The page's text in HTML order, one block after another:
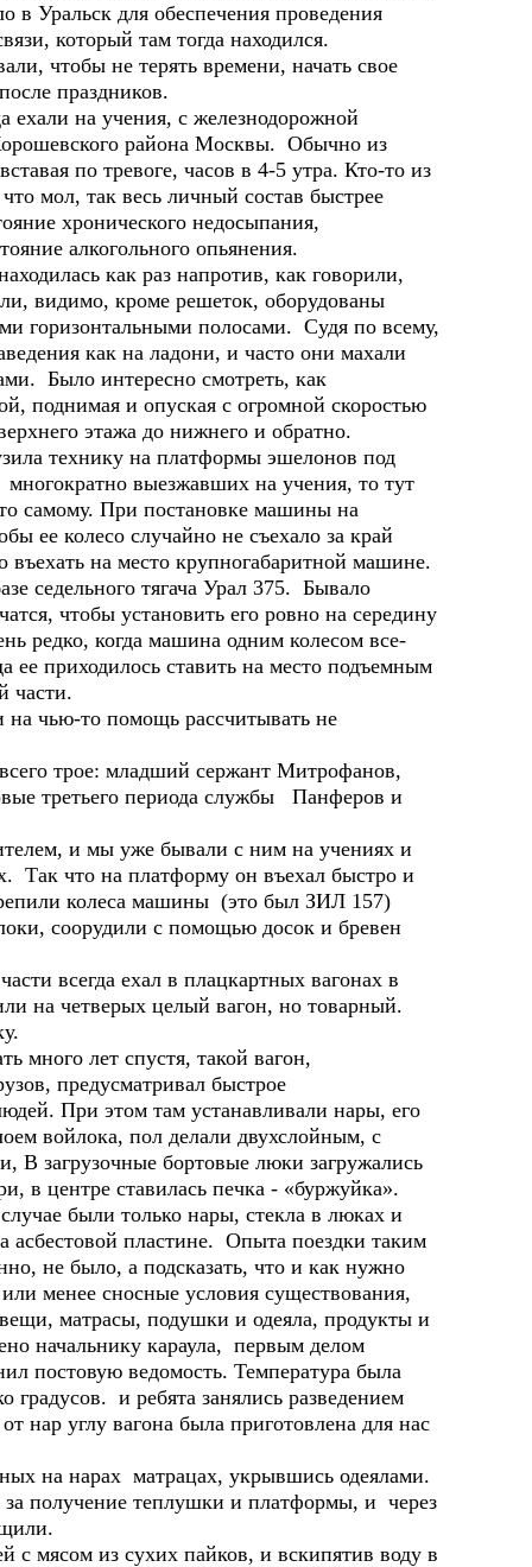
в Уральск для обеспечения проведения
который там тогда находился.
чтобы не терять времени, начать свое
праздников.
на учения, с железнодорожной
района Москвы. Обычно из
по тревоге, часов в 4-5 утра. Кто-то из
мол, так весь личный состав быстрее
хронического недосыпания,
алкогольного опьянения.
как раз напротив, как говорили,
видимо, кроме решеток, оборудованы
горизонтальными полосами. Судя по всему,
как на ладони, и часто они махали
Было интересно смотреть, как
поднимая и опуская с огромной скоростью
этажа до нижнего и обратно.
технику на платформы эшелонов под
выезжавших на учения, то тут
самому. При постановке машины на
ее колесо случайно не съехало за край
на место крупногабаритной машине.
седельного тягача Урал 375. Бывало
чтобы установить его ровно на середину
редко, когда машина одним колесом все-
ее приходилось ставить на место подъемным
части.
то помощь рассчитывать не
младший сержант Митрофанов,
третьего периода службы Панферов и
и мы уже бывали с ним на учениях и
Так что на платформу он въехал быстро и
колеса машины (это был ЗИЛ 157)
соорудили с помощью досок и бревен
ехал в плацкартных вагонах в
на четверых целый вагон, но товарный.
много лет спустя, такой вагон,
предусматривал быстрое
При этом там устанавливали нары, его
войлока, пол делали двухслойным, с
В загрузочные бортовые люки загружались
в центре ставилась печка - «буржуйка».
были только нары, стекла в люках и
асбестовой пластине. Опыта поездки таким
не было, а подсказать, что и как нужно
менее сносные условия существования,
матрасы, подушки и одеяла, продукты и
начальнику караула, первым делом
постовую ведомость. Температура была
градусов. и ребята занялись разведением
нар углу вагона была приготовлена для нас
на нарах матрацах, укрывшись одеялами.
за получение теплушки и платформы, и через
из сухих пайков, и вскипятив воду в